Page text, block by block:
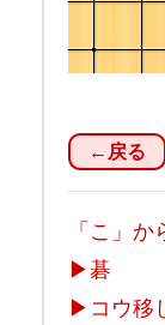
←戻る
「こ」
▶碁
▶ コウ移